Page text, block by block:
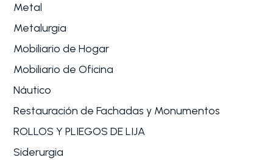
Metal
Metalurgia
Mobiliario de Hogar
Mobiliario de Oficina
Náutico
Restauración de Fachadas y Monumentos
ROLLOS Y PLIEGOS DE LIJA
Siderurgia